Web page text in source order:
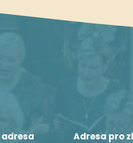
Adresa pro